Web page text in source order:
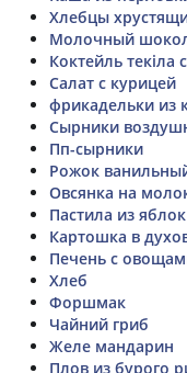
Хлебцы
Молочный
Коктейль текіла
Салат с курицей
фрикадельки из
Сырники
Пп-сырники
Рожок
Овсянка на
Пастила из
Картошка в
Печень с
Хлеб
Форшмак
Чайний гриб
Желе мандарин
Плов из бурого